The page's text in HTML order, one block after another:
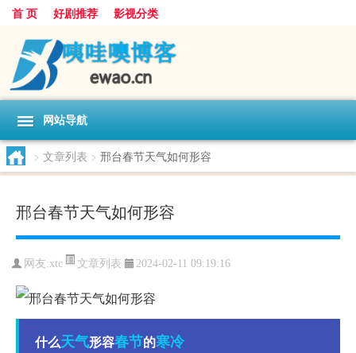
首 页 好剧推荐 影视分类
网站导航
> 文章列表 > 邢台春节天气如何形容
邢台春节天气如何形容
网友:xtc 文章列表 2024-02-11 09:19:16
什么天气形容春节的寒冷